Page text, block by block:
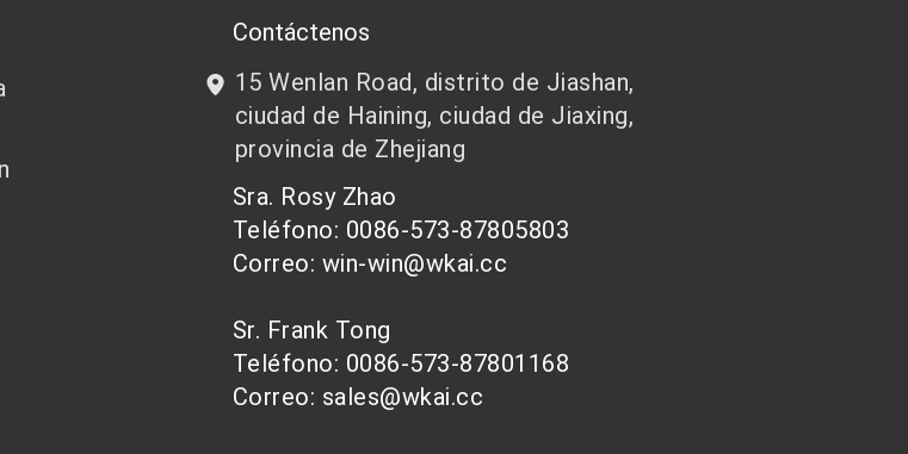
Contáctenos
15 Wenlan Road, distrito de Jiashan,
ciudad de Haining, ciudad de Jiaxing,
provincia de Zhejiang
Sra. Rosy Zhao
Teléfono: 0086-573-87805803
Correo: win-win@wkai.cc
Sr. Frank Tong
Teléfono: 0086-573-87801168
Correo: sales@wkai.cc